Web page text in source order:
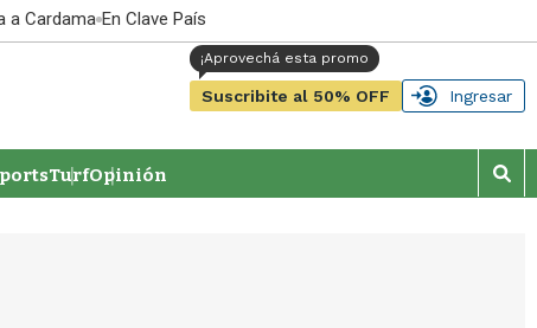
a Cardama En Clave País
Suscribite al 50% OFF Ingresar
TurfOpinión
M
o